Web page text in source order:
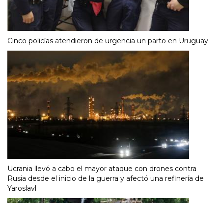
Cinco policías atendieron de urgencia un parto en Uruguay
Ucrania llevó a cabo el mayor ataque con drones contra
Rusia desde el inicio de la guerra y afectó una refinería de
Yaroslavl